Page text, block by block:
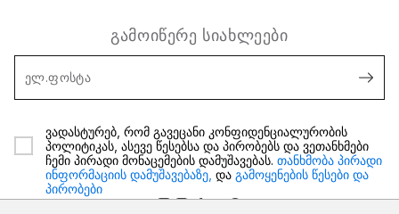
გამოიწერე სიახლეები
ელ.ფოსტა
ვადასტურებ, რომ გავეცანი კონფიდენციალურობის
პოლიტიკას, ასევე წესებსა და პირობებს და ვეთანხმები
ჩემი პირადი მონაცემების დამუშავებას. თანხმობა პირადი
ინფორმაციის დამუშავებაზე, და გამოყენების წესები და
პირობები